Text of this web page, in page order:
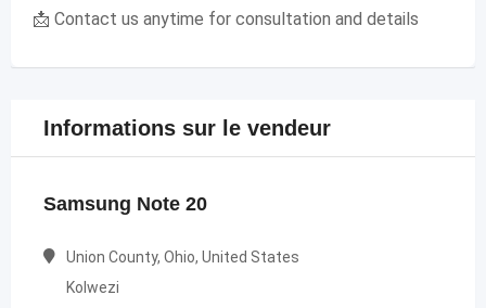
📩 Contact us anytime for consultation and details
Informations sur le vendeur
Samsung Note 20
Union County, Ohio, United States
Kolwezi